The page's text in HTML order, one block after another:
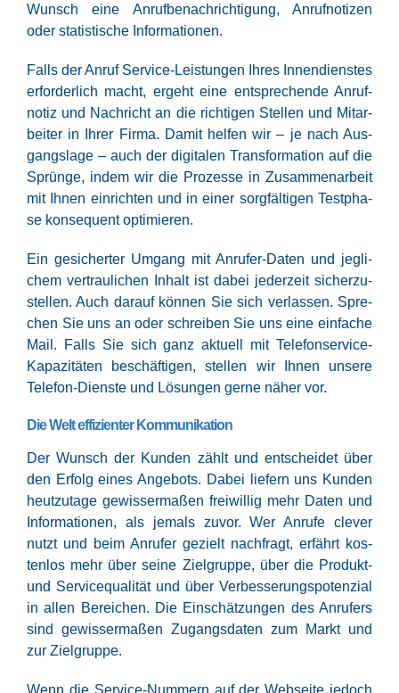
Wunsch eine Anruf­be­nach­rich­ti­gung, Anruf­no­ti­zen
oder sta­tis­ti­sche Informationen.
Falls der Anruf Ser­vice-Leis­tun­gen Ihres Innen­diens­tes
erfor­der­lich macht, ergeht eine ent­spre­chen­de Anruf­
no­tiz und Nach­richt an die rich­ti­gen Stel­len und Mit­ar­
bei­ter in Ihrer Fir­ma. Damit hel­fen wir – je nach Aus­
gangs­la­ge – auch der digi­ta­len Trans­for­ma­ti­on auf die
Sprün­ge, indem wir die Pro­zes­se in Zusam­men­ar­beit
mit Ihnen ein­rich­ten und in einer sorg­fäl­ti­gen Test­pha­
se kon­se­quent optimieren.
Ein gesi­cher­ter Umgang mit Anru­fer-Daten und jeg­li­
chem ver­trau­li­chen Inhalt ist dabei jeder­zeit sicher­zu­
stel­len. Auch dar­auf kön­nen Sie sich ver­las­sen. Spre­
chen Sie uns an oder schrei­ben Sie uns eine ein­fa­che
Mail. Falls Sie sich ganz aktu­ell mit Tele­fon­ser­vice-
Kapa­zi­tä­ten beschäf­ti­gen, stel­len wir Ihnen unse­re
Tele­fon-Diens­te und Lösun­gen ger­ne näher vor.
Die Welt effizienter Kommunikation
Der Wunsch der Kun­den zählt und ent­schei­det über
den Erfolg eines Ange­bots. Dabei lie­fern uns Kun­den
heut­zu­ta­ge gewis­ser­ma­ßen frei­wil­lig mehr Daten und
Infor­ma­tio­nen, als jemals zuvor. Wer Anru­fe cle­ver
nutzt und beim Anru­fer gezielt nach­fragt, erfährt kos­
ten­los mehr über sei­ne Ziel­grup­pe, über die Pro­dukt-
und Ser­vice­qua­li­tät und über Ver­bes­se­rungs­po­ten­zi­al
in allen Berei­chen. Die Ein­schät­zun­gen des Anru­fers
sind gewis­ser­ma­ßen Zugangs­da­ten zum Markt und
zur Zielgruppe.
Wenn die Ser­vice-Num­mern auf der Web­sei­te jedoch